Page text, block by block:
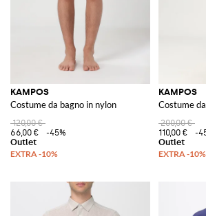
KAMPOS
Costume da bagno in nylon
120,00 €
66,00 €
-45%
KAMPOS
Costume
200,00 €
110,00 €
-